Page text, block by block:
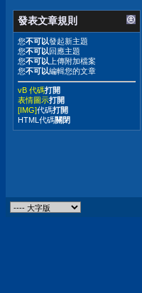
發表文章規則
您不可以發起新主題
您不可以 回應主題
您不可以 上傳附加檔案
您不可以編輯您的文章
vB 代碼打開
表情圖示打開
[IMG]代碼打開
HTML代碼關閉